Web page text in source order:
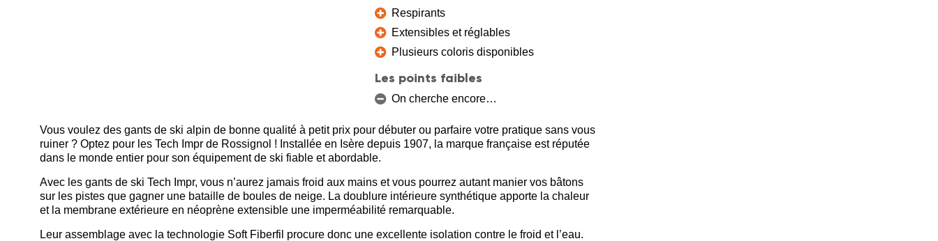
Respirants
Extensibles et réglables
Plusieurs coloris disponibles
Les points faibles
On cherche encore…
Vous voulez des gants de ski alpin de bonne qualité à petit prix pour débuter ou parfaire votre pratique sans vous
ruiner ? Optez pour les Tech Impr de Rossignol ! Installée en Isère depuis 1907, la marque française est réputée
dans le monde entier pour son équipement de ski fiable et abordable.
Avec les gants de ski Tech Impr, vous n’aurez jamais froid aux mains et vous pourrez autant manier vos bâtons
sur les pistes que gagner une bataille de boules de neige. La doublure intérieure synthétique apporte la chaleur
et la membrane extérieure en néoprène extensible une imperméabilité remarquable.
Leur assemblage avec la technologie Soft Fiberfil procure donc une excellente isolation contre le froid et l’eau.